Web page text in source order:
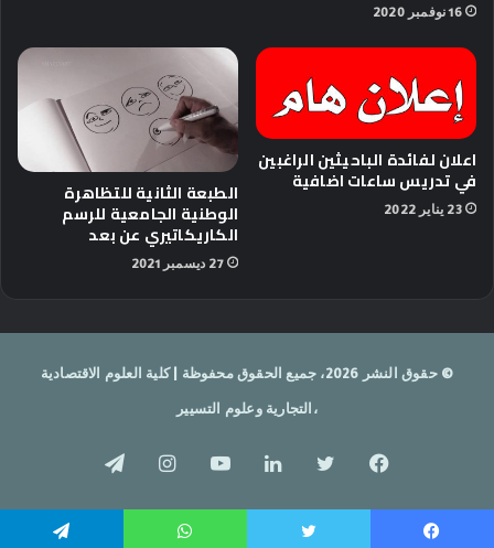
16 نوفمبر 2020
اعلان لفائدة الباحيثين الراغبين
في تدريس ساعات اضافية
23 يناير 2022
الطبعة الثانية للتظاهرة
الوطنية الجامعية للرسم
الكاريكاتيري عن بعد
27 ديسمبر 2021
© حقوق النشر 2026، جميع الحقوق محفوظة | كلية العلوم الاقتصادية
،التجارية وعلوم التسيير
فيسبوكتويتر لينكدإنيوتيوبانستقرامتيلقرام